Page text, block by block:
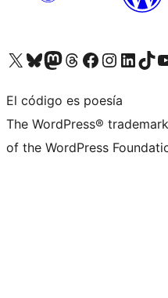
Visita nuestra cuenta de X (anteriormente Twitter)
Visita nuestra cuenta de Bluesky
Visita nuestra cuenta de Mastodon
Visita nuestra cuenta de Threads
Visita nuestra página de Facebook
Visita nuestra cuenta de
Visita nuestra cuenta
Visita nuestra
El código es poesía
The WordPress®
of the WordPress